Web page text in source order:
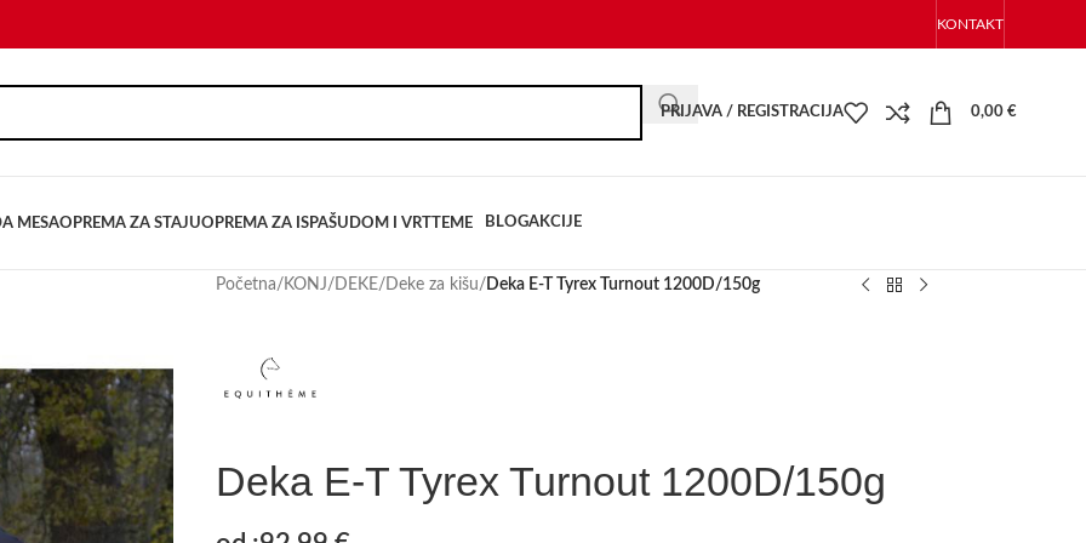
KONTAKT
PRIJAVA / REGISTRACIJA 0,00 €
MESAOPREMA ZA STAJUOPREMA ZA ISPAŠU DOM I VRTTEME BLOGAKCIJE
Početna/ KONJ/ DEKE/ Deke za kišu/ Deka E-T Tyrex Turnout 1200D/150g
Deka E-T Tyrex Turnout 1200D/150g